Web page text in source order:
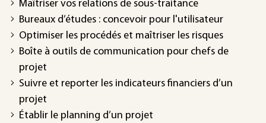
Maîtriser vos relations de sous-traitance
Bureaux d’études : concevoir pour l'utilisateur
Optimiser les procédés et maîtriser les risques
Boîte à outils de communication pour chefs de
projet
Suivre et reporter les indicateurs financiers d’un
projet
Établir le planning d’un projet